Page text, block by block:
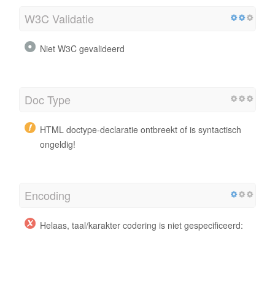
W3C Validatie
Niet W3C gevalideerd
Doc Type
HTML doctype-declaratie ontbreekt of is syntactisch
ongeldig!
Encoding
Helaas, taal/karakter codering is niet gespecificeerd: